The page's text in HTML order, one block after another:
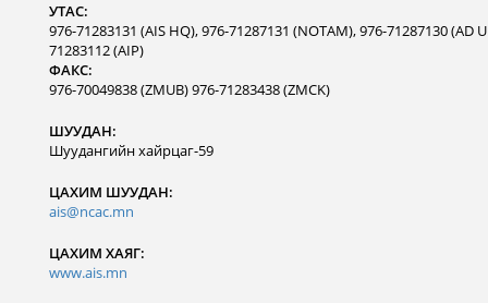
УТАС:
976-71283131 (AIS HQ), 976-71287131 (NOTAM), 976-71287130 (AD
71283112 (AIP)
ФАКС:
976-70049838 (ZMUB) 976-71283438 (ZMCK)
ШУУДАН:
Шуудангийн хайрцаг-59
ЦАХИМ ШУУДАН:
ais@ncac.mn
ЦАХИМ ХАЯГ:
www.ais.mn